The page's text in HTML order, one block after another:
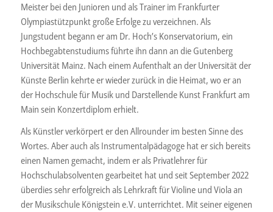
Meister bei den Junioren und als Trainer im Frankfurter
Olympiastützpunkt große Erfolge zu verzeichnen. Als
Jungstudent begann er am Dr. Hoch’s Konservatorium, ein
Hochbegabtenstudiums führte ihn dann an die Gutenberg
Universität Mainz. Nach einem Aufenthalt an der Universität der
Künste Berlin kehrte er wieder zurück in die Heimat, wo er an
der Hochschule für Musik und Darstellende Kunst Frankfurt am
Main sein Konzertdiplom erhielt.
Als Künstler verkörpert er den Allrounder im besten Sinne des
Wortes. Aber auch als Instrumentalpädagoge hat er sich bereits
einen Namen gemacht, indem er als Privatlehrer für
Hochschulabsolventen gearbeitet hat und seit September 2022
überdies sehr erfolgreich als Lehrkraft für Violine und Viola an
der Musikschule Königstein e.V. unterrichtet. Mit seiner eigenen